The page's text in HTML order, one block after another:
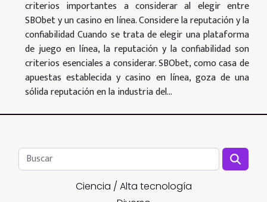
criterios importantes a considerar al elegir entre
SBObet y un casino en línea. Considere la reputación y la
confiabilidad Cuando se trata de elegir una plataforma
de juego en línea, la reputación y la confiabilidad son
criterios esenciales a considerar. SBObet, como casa de
apuestas establecida y casino en línea, goza de una
sólida reputación en la industria del...
Ciencia / Alta tecnología